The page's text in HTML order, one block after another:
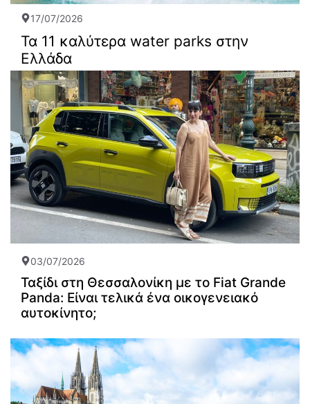
17/07/2026
Τα 11 καλύτερα water parks στην
Ελλάδα
03/07/2026
Ταξίδι στη Θεσσαλονίκη με το Fiat Grande
Panda: Είναι τελικά ένα οικογενειακό
αυτοκίνητο;